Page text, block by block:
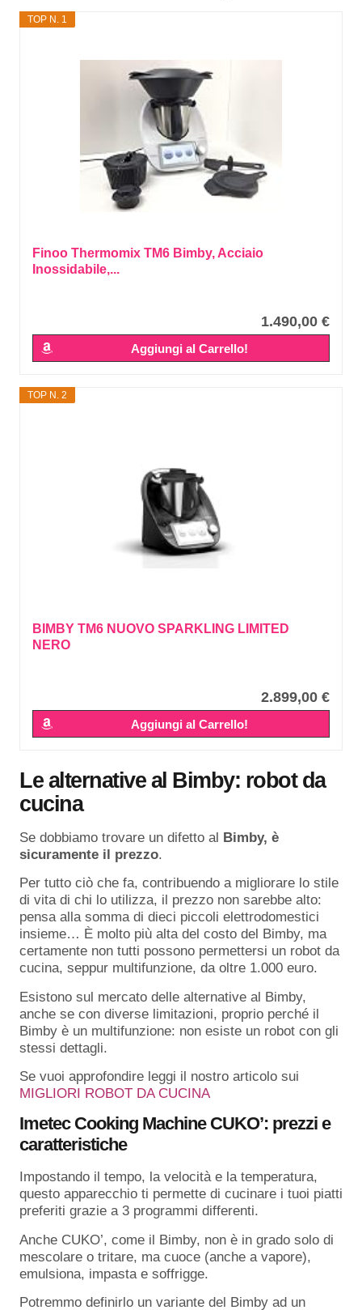
TOP N. 1
Finoo Thermomix TM6 Bimby, Acciaio
Inossidabile,...
1.490,00 €
Aggiungi al Carrello!
TOP N. 2
BIMBY TM6 NUOVO SPARKLING LIMITED
NERO
2.899,00 €
Aggiungi al Carrello!
Le alternative al Bimby: robot da
cucina
Se dobbiamo trovare un difetto al Bimby, è
sicuramente il prezzo.
Per tutto ciò che fa, contribuendo a migliorare lo stile
di vita di chi lo utilizza, il prezzo non sarebbe alto:
pensa alla somma di dieci piccoli elettrodomestici
insieme… È molto più alta del costo del Bimby, ma
certamente non tutti possono permettersi un robot da
cucina, seppur multifunzione, da oltre 1.000 euro.
Esistono sul mercato delle alternative al Bimby,
anche se con diverse limitazioni, proprio perché il
Bimby è un multifunzione: non esiste un robot con gli
stessi dettagli.
Se vuoi approfondire leggi il nostro articolo sui
MIGLIORI ROBOT DA CUCINA
Imetec Cooking Machine CUKO’: prezzi e
caratteristiche
Impostando il tempo, la velocità e la temperatura,
questo apparecchio ti permette di cucinare i tuoi piatti
preferiti grazie a 3 programmi differenti.
Anche CUKO’, come il Bimby, non è in grado solo di
mescolare o tritare, ma cuoce (anche a vapore),
emulsiona, impasta e soffrigge.
Potremmo definirlo un variante del Bimby ad un